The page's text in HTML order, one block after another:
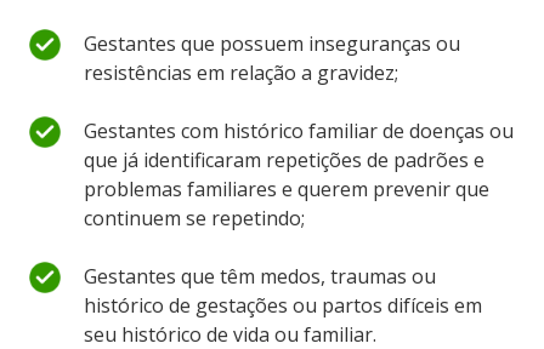
Gestantes que possuem inseguranças ou
resistências em relação a gravidez;
Gestantes com histórico familiar de doenças ou
que já identificaram repetições de padrões e
problemas familiares e querem prevenir que
continuem se repetindo;
Gestantes que têm medos, traumas ou
histórico de gestações ou partos difíceis em
seu histórico de vida ou familiar.